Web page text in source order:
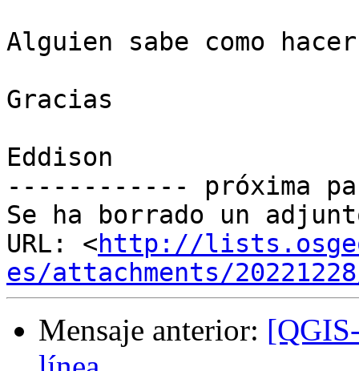
Alguien sabe como
Gracias
Eddison
------------ próxima
Se ha borrado un
URL: <http://
es/attachments/
Mensaje anterior: